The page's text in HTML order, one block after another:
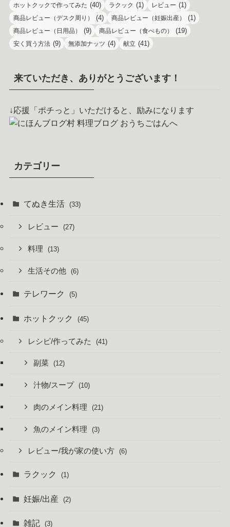
ホットクックで作ってみた (40) ラクック (1) レビュー (1)
商品レビュー（デスク周り） (4) 商品レビュー（妊娠出産） (1)
商品レビュー（日用品） (9) 商品レビュー（食べもの） (19)
安く買う方法 (9) 無添加ナッツ (4) 献立 (41)
来ていただき、ありがとうございます！
↓応援「ポチっと」いただけると、励みになります
カテゴリー
てぬき生活 (33)
レビュー (27)
料理 (13)
生活その他 (6)
テレワーク (5)
ホットクック (45)
レシピ/作ってみた (41)
副菜 (12)
汁物/スープ (10)
肉のメイン料理 (21)
魚のメイン料理 (3)
レビュー/我が家の使い方 (6)
ラクック (1)
妊娠/出産 (2)
雑記 (3)